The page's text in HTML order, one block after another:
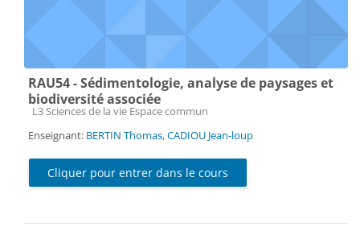
RAU54 - Sédimentologie, analyse de paysages et
biodiversité associée
Catégorie de cours
L3 Sciences de la vie Espace commun
Enseignant: BERTIN Thomas,CADIOU Jean-loup
Cliquer pour entrer dans le cours